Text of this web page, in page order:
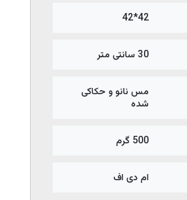
42*42
30 سانتی متر
مس نانو و حکاکی
شده
500 گرم
ام دی اف